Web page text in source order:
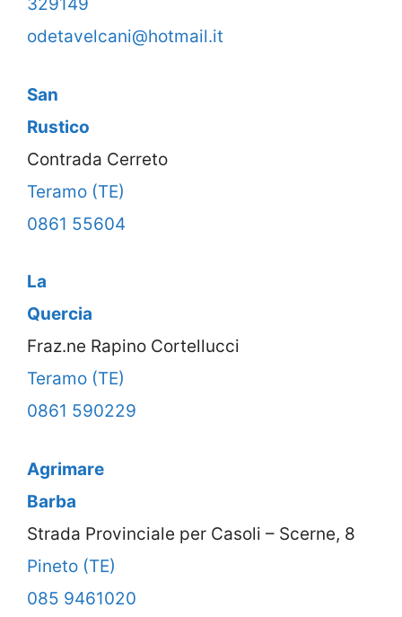
odetavelcani@hotmail.it
San
Rustico
Contrada Cerreto
Teramo (TE)
0861 55604
La
Quercia
Fraz.ne Rapino Cortellucci
Teramo (TE)
0861 590229
Agrimare
Barba
Strada Provinciale per Casoli – Scerne, 8
Pineto (TE)
085 9461020